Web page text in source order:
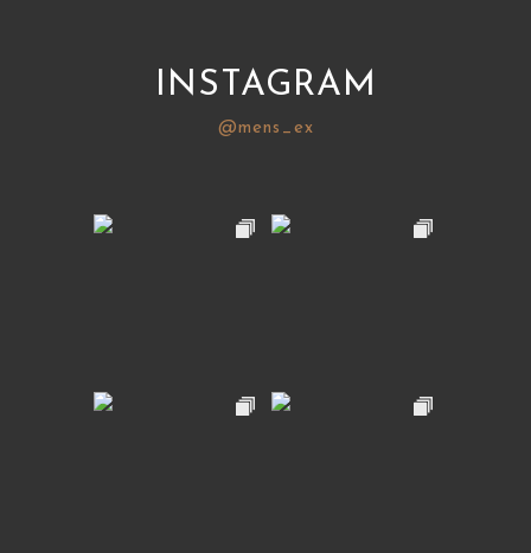
INSTAGRAM
@mens_ex